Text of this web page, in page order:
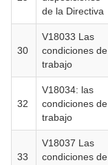
de la Directiva
30
V18033 Las
condiciones de
trabajo
32
V18034: las
condiciones de
trabajo
33
V18037 Las
condiciones de